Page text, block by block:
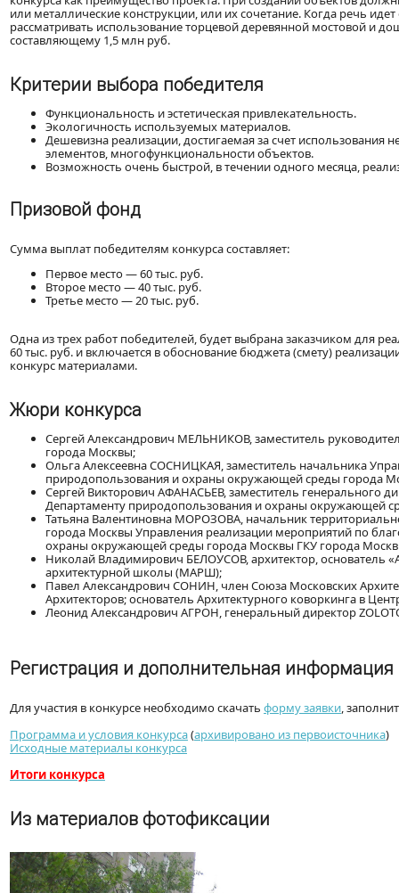
или металлические конструкции, или их сочетание. Когда речь
рассматривать использование торцевой деревянной мостовой и
составляющему 1,5 млн руб.
Критерии выбора победителя
Функциональность и эстетическая привлекательность.
Экологичность используемых материалов.
Дешевизна реализации, достигаемая за счет
элементов, многофункциональности объектов.
Возможность очень быстрой, в течении одного месяца,
Призовой фонд
Сумма выплат победителям конкурса составляет:
Первое место — 60 тыс. руб.
Второе место — 40 тыс. руб.
Третье место — 20 тыс. руб.
Одна из трех работ победителей, будет выбрана заказчиком для
60 тыс. руб. и включается в обоснование бюджета (смету)
конкурс материалами.
Жюри конкурса
Сергей Александрович МЕЛЬНИКОВ, заместитель
города Москвы;
Ольга Алексеевна СОСНИЦКАЯ, заместитель начальника
природопользования и охраны окружающей среды города
Сергей Викторович АФАНАСЬЕВ, заместитель генерального
Департаменту природопользования и охраны окружающей
Татьяна Валентиновна МОРОЗОВА, начальник
города Москвы Управления реализации мероприятий по
охраны окружающей среды города Москвы ГКУ города
Николай Владимирович БЕЛОУСОВ, архитектор, основатель
архитектурной школы (МАРШ);
Павел Александрович СОНИН, член Союза Московских
Архитекторов; основатель Архитектурного коворкинга в
Леонид Александрович АГРОН, генеральный директор
Регистрация и дополнительная информация
Для участия в конкурсе необходимо скачать форму заявки,
Программа и условия конкурса(архивировано из первоисточника)
Исходные материалы конкурса
Итоги конкурса
Из материалов фотофиксации